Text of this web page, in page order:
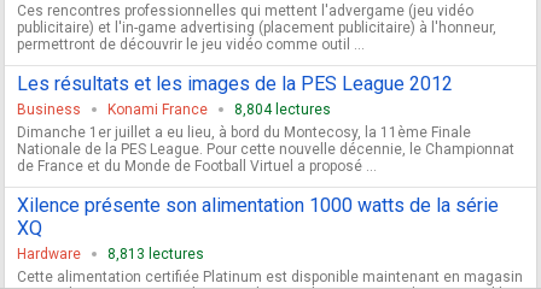
Ces rencontres professionnelles qui mettent l'advergame (jeu vidéo
publicitaire) et l'in-game advertising (placement publicitaire) à l'honneur,
permettront de découvrir le jeu vidéo comme outil ...
Les résultats et les images de la PES League 2012
Business Konami France
8,804 lectures
Dimanche 1er juillet a eu lieu, à bord du Montecosy, la 11ème Finale
Nationale de la PES League. Pour cette nouvelle décennie, le Championnat
de France et du Monde de Football Virtuel a proposé ...
Xilence présente son alimentation 1000 watts de la série
XQ
Hardware
8,813 lectures
Cette alimentation certifiée Platinum est disponible maintenant en magasin